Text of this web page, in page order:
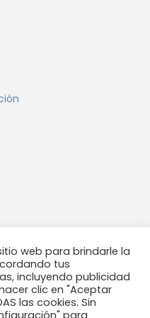
web para brindarle la
tus
incluyendo publicidad
clic en "Aceptar
las cookies. Sin
para